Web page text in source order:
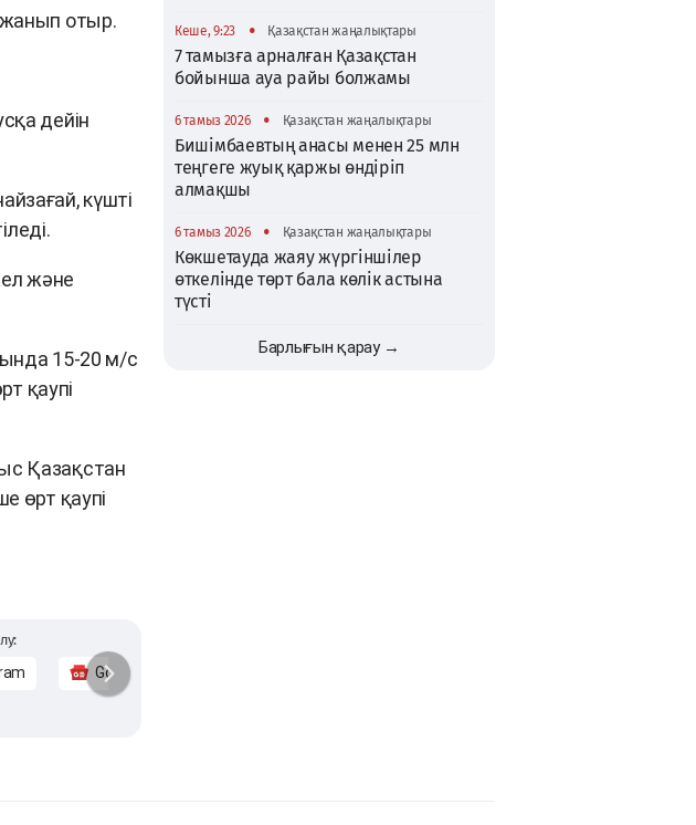
отыр.
дейін
күшті
және
15-20 м/с
қаупі
Қазақстан
өрт қаупі
Google News
Кеше, 9:23 • Қазақстан жаңалықтары
7 тамызға арналған Қазақстан
бойынша ауа райы болжамы
6 тамыз 2026 • Қазақстан жаңалықтары
Бишімбаевтың анасы менен 25 млн
теңгеге жуық қаржы өндіріп
алмақшы
6 тамыз 2026 • Қазақстан жаңалықтары
Көкшетауда жаяу жүргіншілер
өткелінде төрт бала көлік астына
түсті
Барлығын қарау →